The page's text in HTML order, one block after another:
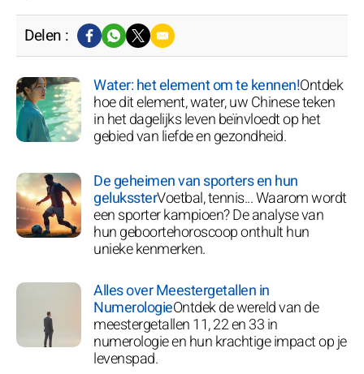
Delen :
Water: het element om te kennen!Ontdek
hoe dit element, water, uw Chinese teken
in het dagelijks leven beïnvloedt op het
gebied van liefde en gezondheid.
De geheimen van sporters en hun
gelukssterVoetbal, tennis... Waarom wordt
een sporter kampioen? De analyse van
hun geboortehoroscoop onthult hun
unieke kenmerken.
Alles over Meestergetallen in
NumerologieOntdek de wereld van de
meestergetallen 11, 22 en 33 in
numerologie en hun krachtige impact op je
levenspad.